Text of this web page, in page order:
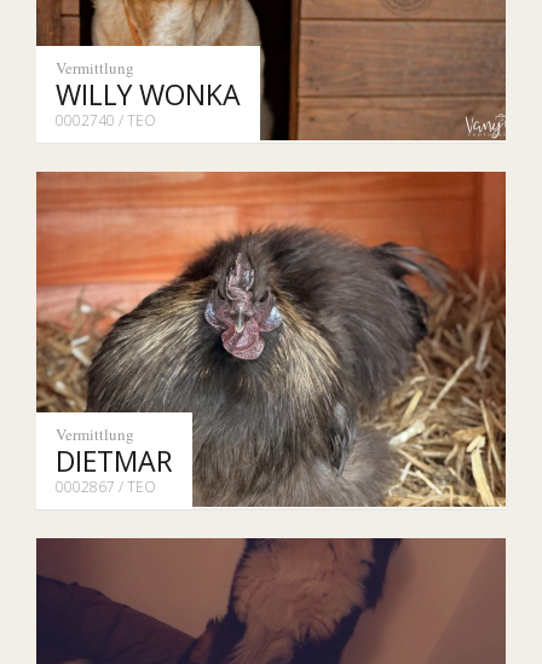
Vermittlung
WILLY WONKA
0002740 / TEO
Vermittlung
DIETMAR
0002867 / TEO